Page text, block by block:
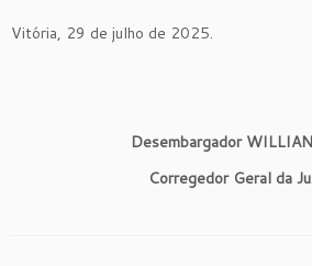
Vitória, 29 de julho de 2025.
Desembargador
Corregedor Geral da